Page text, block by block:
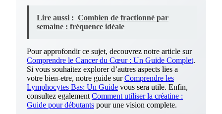
Lire aussi : Combien de fractionné par
semaine : fréquence idéale
Pour approfondir ce sujet, decouvrez notre article sur
Comprendre le Cancer du Cœur : Un Guide Complet.
Si vous souhaitez explorer d’autres aspects lies a
votre bien-etre, notre guide surComprendre les
Lymphocytes Bas: Un Guide vous sera utile. Enfin,
consultez egalement Comment utiliser la créatine :
Guide pour débutants pour une vision complete.